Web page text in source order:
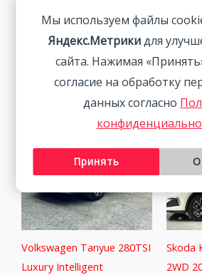
2WD 2022 | Ким.
3 058 800₽
150HP
| Арт.
1 895
Volkswagen Tanyue 280TSI
Luxury Intelligent
Skoda
2WD
Мы используем файлы
Яндекс.Метрикидля
сайта. Нажимая
согласие на обработку
данных согласно
Принять